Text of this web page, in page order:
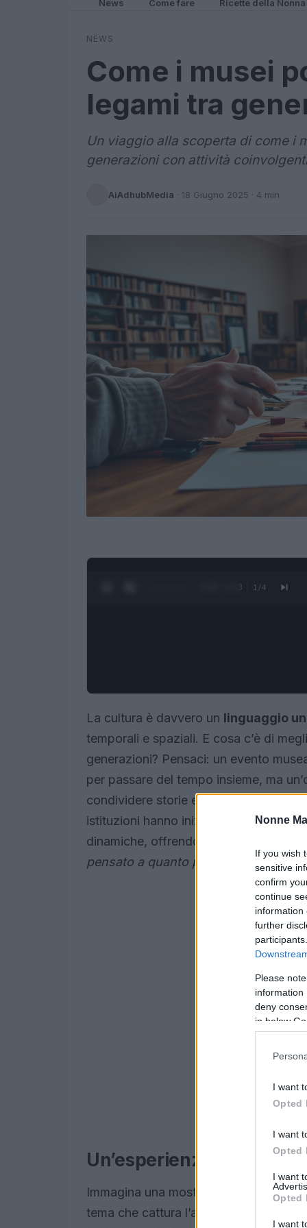
Nonne
If you wish
sensitive
confirm
continue
information
further
Please
information
deny
in below
I want
Opted
I want
Opted
I want
Opted
I want
News Come fare Ricette della Nonna
NEWS
Come i musei
legami tra
Un viaggio alla scoperta di come i
generazioni con attività
AiAdhubMedia · 18 Giugno 2025 · 4 min
0:27 / 1:23 1 /4
La cultura è davvero un linguaggio
temporali e spaziali. E cosa c’è di
generazioni? Pensaci: un evento
per passare del tempo insieme, ma
condividere storie e creare ricordi che
istituzioni hanno iniziato a sviluppare
dinamiche, offrendo laboratori e
pensato a quanto possa essere
Un’esperienza museale
Immagina una mostra dedicata alla
tema che cattura l’attenzione di